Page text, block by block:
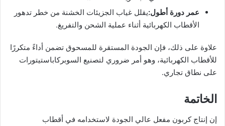
عمر دورة أطول:يقلل غياب الجزيئات الخشنة من خطر تدهور
الأقطاب الكهربائية أثناء عملية الشحن والتفريغ.
علاوة على ذلك، فإن الجودة المستقرة للمسحوق تضمن أداءً متكررًا
للأقطاب الكهربائية، وهو أمر ضروري لتصنيع السوبركاباستيتورات
على نطاق تجاري.
الخاتمة
إن إنتاج كربون مفعل عالي الجودة لاستخدامه في أقطاب